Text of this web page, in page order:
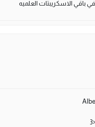
باقي الاسكريبتات العلميه